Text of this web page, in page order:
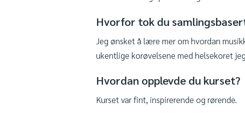
Hvorfor tok du
Jeg ønsket å lære mer om hvordan
ukentlige korøvelsene med helsekoret
Hvordan opplevde du kurset?
Kurset var fint, inspirerende og rørende.